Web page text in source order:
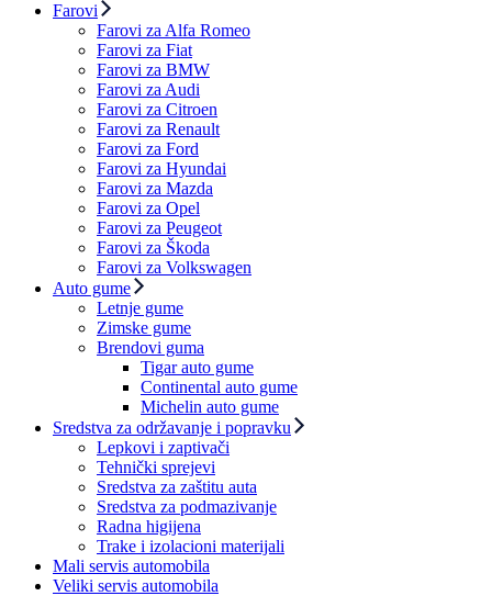
Farovi
Farovi za Alfa Romeo
Farovi za Fiat
Farovi za BMW
Farovi za Audi
Farovi za Citroen
Farovi za Renault
Farovi za Ford
Farovi za Hyundai
Farovi za Mazda
Farovi za Opel
Farovi za Peugeot
Farovi za Škoda
Farovi za Volkswagen
Auto gume
Letnje gume
Zimske gume
Brendovi guma
Tigar auto gume
Continental auto gume
Michelin auto gume
Sredstva za održavanje i popravku
Lepkovi i zaptivači
Tehnički sprejevi
Sredstva za zaštitu auta
Sredstva za podmazivanje
Radna higijena
Trake i izolacioni materijali
Mali servis automobila
Veliki servis automobila